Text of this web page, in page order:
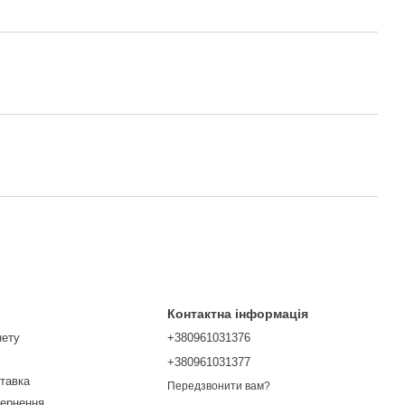
Контактна інформація
+380961031376
+380961031377
Передзвонити вам?